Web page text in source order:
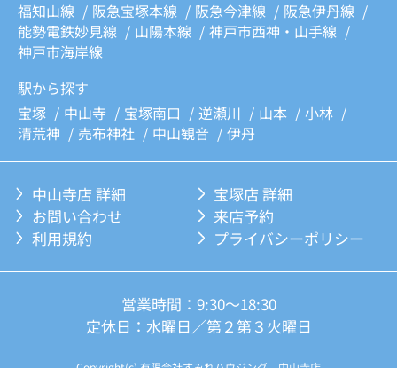
福知山線
阪急宝塚本線 阪急今津線
阪急伊丹線
能勢電鉄妙見線
山陽本線
神戸市西神・山手線
神戸市海岸線
駅から探す
宝塚
中山寺 宝塚南口 逆瀬川 山本
小林
清荒神
売布神社 中山観音 伊丹
中山寺店 詳細
宝塚店 詳細
お問い合わせ
来店予約
利用規約
プライバシーポリシー
営業時間：9:30～18:30
定休日：水曜日／第２第３火曜日